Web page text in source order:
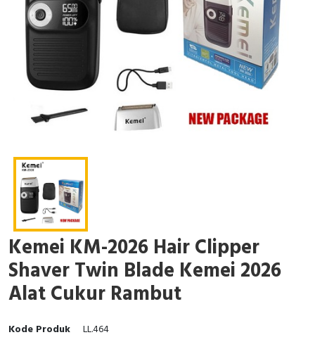
Kemei KM-2026 Hair Clipper
Shaver Twin Blade Kemei 2026
Alat Cukur Rambut
Kode Produk
LL.464